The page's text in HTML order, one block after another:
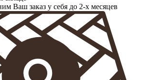
Ваш заказ у себя до 2-х месяцев